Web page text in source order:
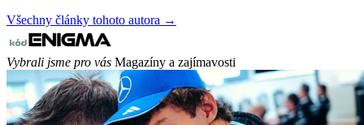
Všechny články tohoto autora →
Vybrali jsme pro vás Magazíny a zajímavosti